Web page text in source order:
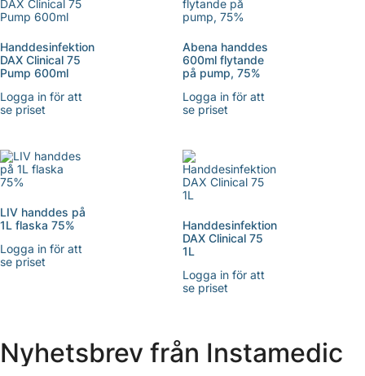
Handdesinfektion
DAX Clinical 75
Pump 600ml
Logga in för att
se priset
Abena handdes
600ml flytande
på pump, 75%
Logga in för att
se priset
LIV handdes på
1L flaska 75%
Logga in för att
se priset
Handdesinfektion
DAX Clinical 75
1L
Logga in för att
se priset
Nyhetsbrev från Instamedic